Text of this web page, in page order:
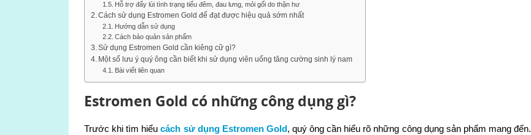
Hỗ trợ đẩy lùi tình trạng tiểu đêm, đau lưng, mỏi gối do thận hư
Cách sử dụng Estromen Gold để đạt được hiệu quả sớm nhất
Hướng dẫn sử dụng
Cách bảo quản sản phẩm
Sử dụng Estromen Gold cần kiêng cữ gì?
Một số lưu ý quý ông cần biết khi sử dụng viên uống tăng cường sinh lý nam
Bài viết liên quan
Estromen Gold có những công dụng gì?
Trước khi tìm hiểucách sử dụng Estromen Gold, quý ông cần hiểu rõ những công dụng sản phẩm mang đến.